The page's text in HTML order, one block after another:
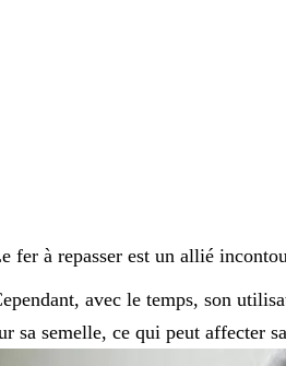
fer à repasser est un allié
avec le temps, son
sa semelle, ce qui peut affecter